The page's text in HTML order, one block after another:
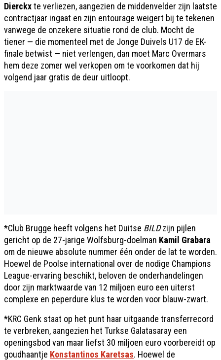
Dierckxte verliezen, aangezien de middenvelder zijn laatste
contractjaar ingaat en zijn entourage weigert bij te tekenen
vanwege de onzekere situatie rond de club. Mocht de
tiener — die momenteel met de Jonge Duivels U17 de EK-
finale betwist — niet verlengen, dan moet Marc Overmars
hem deze zomer wel verkopen om te voorkomen dat hij
volgend jaar gratis de deur uitloopt.
*Club Brugge heeft volgens het Duitse BILDzijn pijlen
gericht op de 27-jarige Wolfsburg-doelman Kamil Grabara
om de nieuwe absolute nummer één onder de lat te worden.
Hoewel de Poolse international over de nodige Champions
League-ervaring beschikt, beloven de onderhandelingen
door zijn marktwaarde van 12 miljoen euro een uiterst
complexe en peperdure klus te worden voor blauw-zwart.
*KRC Genk staat op het punt haar uitgaande transferrecord
te verbreken, aangezien het Turkse Galatasaray een
openingsbod van maar liefst 30 miljoen euro voorbereidt op
goudhaantje Konstantinos Karetsas. Hoewel de